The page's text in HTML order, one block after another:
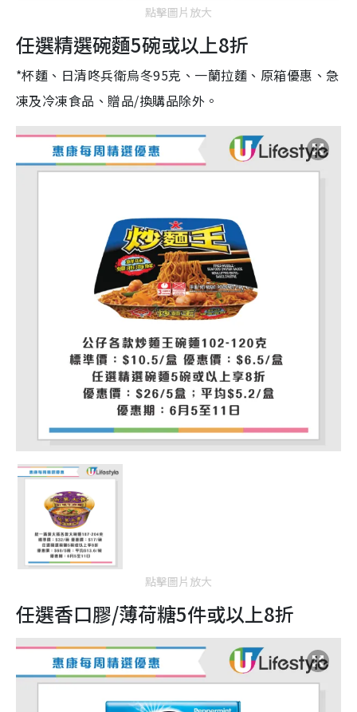
點擊圖片放大
任選精選碗麵5碗或以上8折
*杯麵、日清咚兵衛烏冬95克、一蘭拉麵、原箱優惠、急
凍及冷凍食品、贈品/換購品除外。
點擊圖片放大
任選香口膠/薄荷糖5件或以上8折